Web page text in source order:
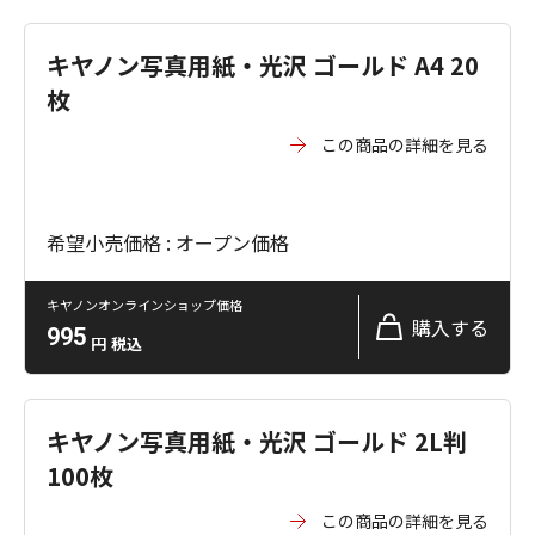
キヤノン写真用紙・光沢 ゴールド A4 20
枚
この商品の詳細を見る
希望小売価格 : オープン価格
キヤノンオンラインショップ価格
995 円 税込
購入する
キヤノン写真用紙・光沢 ゴールド 2L判
100枚
この商品の詳細を見る